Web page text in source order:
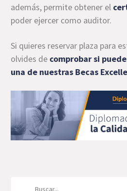
además, permite obtener el
poder ejercer como auditor.
Si quieres reservar plaza para
olvides de comprobar si
una de nuestras Becas